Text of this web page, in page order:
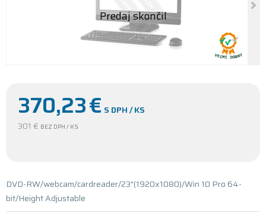
370,23€ S DPH / KS
301 € BEZ DPH / KS
DVD-RW/webcam/cardreader/23"(1920x1080)/Win 10 Pro 64-
bit/Height Adjustable